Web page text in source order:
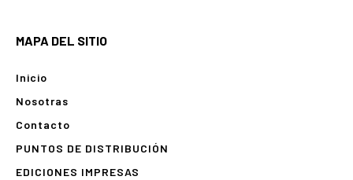
MAPA DEL SITIO
Inicio
Nosotras
Contacto
PUNTOS DE DISTRIBUCIÓN
EDICIONES IMPRESAS